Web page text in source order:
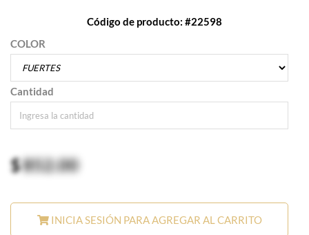
Código de producto: #22598
COLOR
Cantidad
$852.00
INICIA SESIÓN PARA AGREGAR AL CARRITO